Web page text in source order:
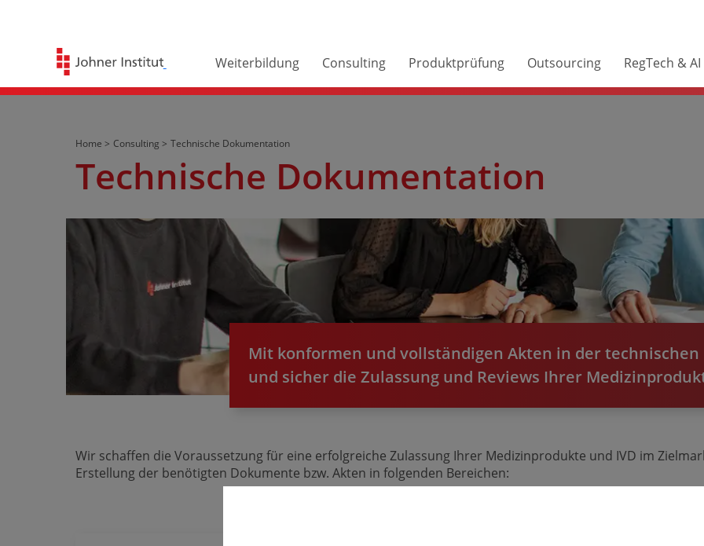
Weiterbildung Consulting Produktprüfung Outsourcing RegTech & AI
Home > Consulting > Technische Dokumentation
Technische Dokument­ation
Mit konformen und vollständigen Akten in der
und sicher die Zulassung und Reviews Ihrer
Wir schaffen die Voraussetzung für eine erfolgreiche Zulassung Ihrer Medizinprodukte und IVD im
Erstellung der benötigten Dokumente bzw. Akten in folgenden Bereichen: